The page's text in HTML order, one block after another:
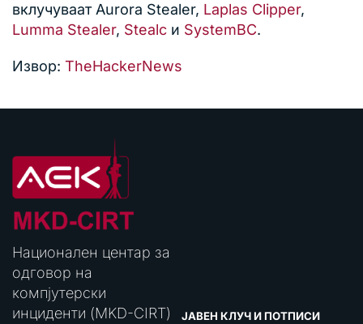
вклучуваат Aurora Stealer, Laplas Clipper,
Lumma Stealer, Stealc и SystemBC.
Извор: TheHackerNews
Национален центар за
одговор на
компјутерски
инциденти (MKD-CIRT)
ЈАВЕН КЛУЧ И ПОТПИСИ